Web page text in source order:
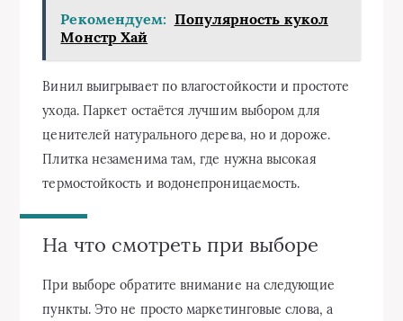
Рекомендуем: Популярность кукол
Монстр Хай
Винил выигрывает по влагостойкости и простоте
ухода. Паркет остаётся лучшим выбором для
ценителей натурального дерева, но и дороже.
Плитка незаменима там, где нужна высокая
термостойкость и водонепроницаемость.
На что смотреть при выборе
При выборе обратите внимание на следующие
пункты. Это не просто маркетинговые слова, а